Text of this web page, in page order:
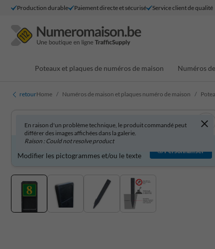
Production durable Paiement directe et sécurisé Service client de qualité
Poteaux et plaques de numéros de maison Numéros
retourHome Numéros de maison et plaques numéro de maison
En raison d'un problème technique, le produit commandé peut
différer des images affichées dans la galerie.
Raison : Could not resolve product
Produit personnalisable ?
Modifier les pictogrammes et/ou le texte
Personnaliser